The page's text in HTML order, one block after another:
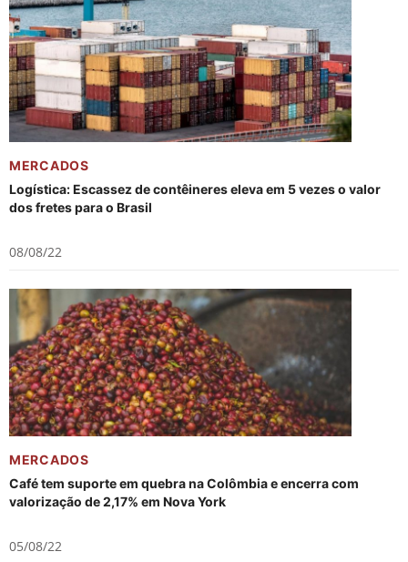
MERCADOS
Logística: Escassez de contêineres eleva em 5 vezes o valor
dos fretes para o Brasil
08/08/22
MERCADOS
Café tem suporte em quebra na Colômbia e encerra com
valorização de 2,17% em Nova York
05/08/22